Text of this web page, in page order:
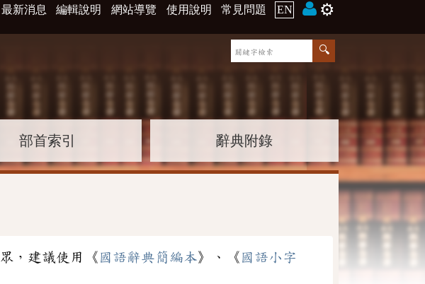
最新消息 編輯說明 網站導覽 使用說明 常見問題 EN ⚙️
部首索引 辭典附錄
，建議使用《 國語辭典簡編本》、《 國語小字